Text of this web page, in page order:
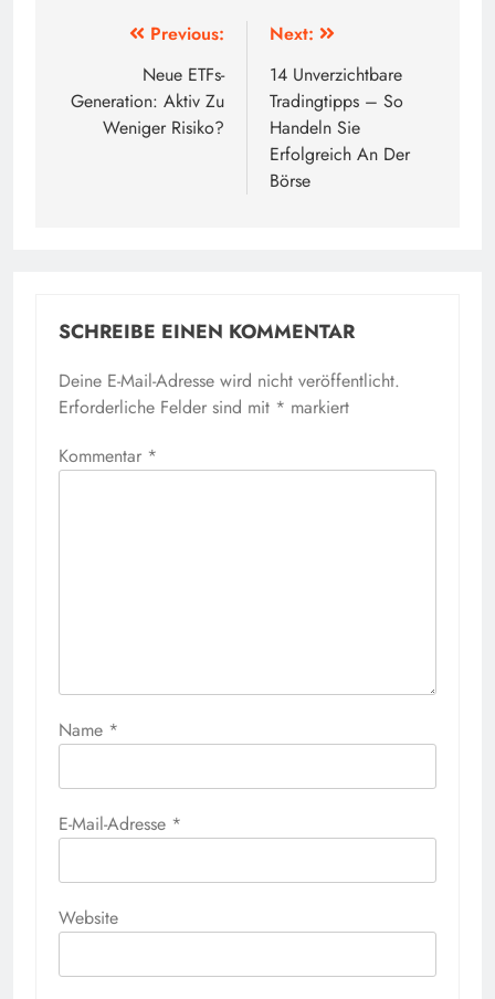
Beitragsnavigation
Previous:
Neue ETFs-
Generation: Aktiv Zu
Weniger Risiko?
Next:
14 Unverzichtbare
Tradingtipps – So
Handeln Sie
Erfolgreich An Der
Börse
SCHREIBE EINEN KOMMENTAR
Deine E-Mail-Adresse wird nicht veröffentlicht.
Erforderliche Felder sind mit * markiert
Kommentar *
Name *
E-Mail-Adresse *
Website